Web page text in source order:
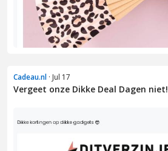
Cadeau.nl · Jul 17
Vergeet onze Dikke Deal Dagen niet!